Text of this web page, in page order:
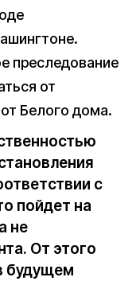
преследование
от
Белого дома.
с
пойдет на
не
От этого
будущем